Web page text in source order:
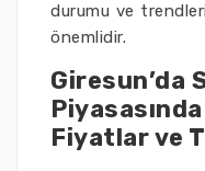
durumu ve
önemlidir.
Giresun’da
Fiyatlar ve